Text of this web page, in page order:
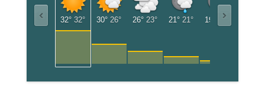
32° 32° 30° 26° 26° 23° 21° 21° 19° 19°